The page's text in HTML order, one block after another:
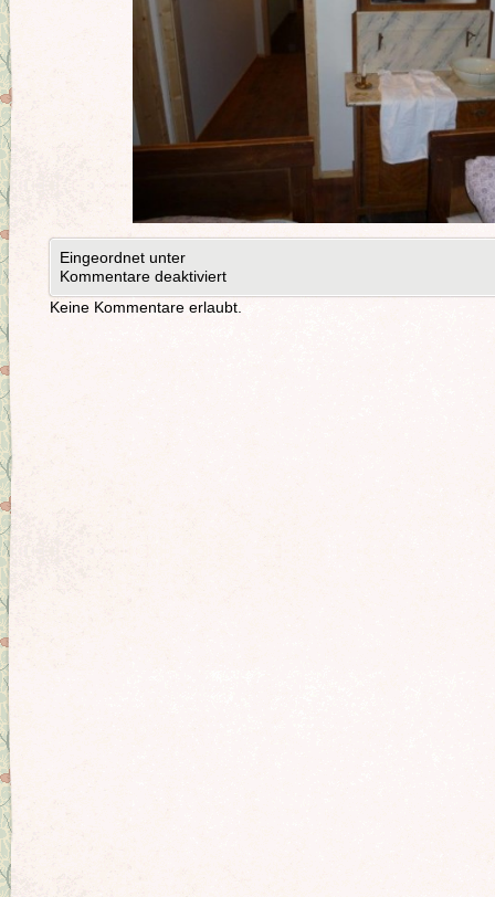
Eingeordnet unter
Kommentare deaktiviert
Keine Kommentare erlaubt.